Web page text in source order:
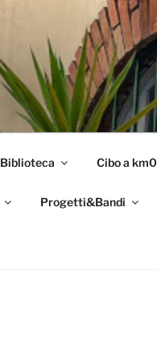
Biblioteca Cibo a km0
Progetti&Bandi